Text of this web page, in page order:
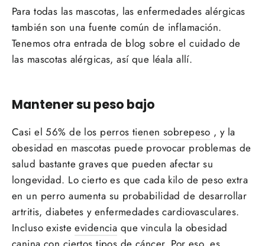
Para todas las mascotas, las enfermedades alérgicas
también son una fuente común de inflamación.
Tenemos otra entrada de blog sobre el cuidado de
las mascotas alérgicas, así que léala allí.
Mantener su peso bajo
Casi el 56% de los perros tienen sobrepeso , y la
obesidad en mascotas puede provocar problemas de
salud bastante graves que pueden afectar su
longevidad. Lo cierto es que cada kilo de peso extra
en un perro aumenta su probabilidad de desarrollar
artritis, diabetes y enfermedades cardiovasculares.
Incluso existe evidencia que vincula la obesidad